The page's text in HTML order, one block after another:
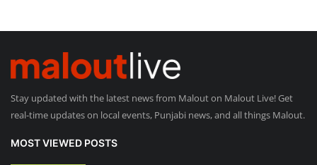
Stay updated with the latest news from Malout on Malout Live! Get
real-time updates on local events, Punjabi news, and all things Malout.
MOST VIEWED POSTS